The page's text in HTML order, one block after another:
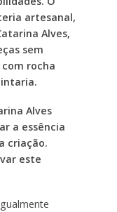
artesanal,
Alves,
sem
rocha
Alves
a essência
criação.
este